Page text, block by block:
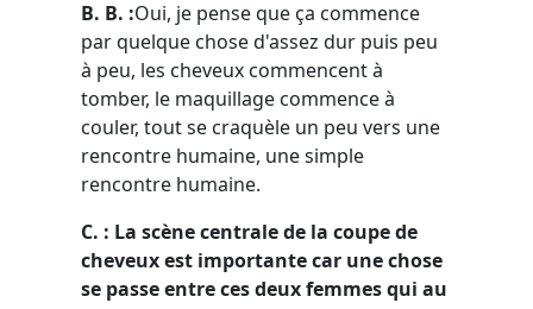
B. B. :Oui, je pense que ça commence
par quelque chose d'assez dur puis peu
à peu, les cheveux commencent à
tomber, le maquillage commence à
couler, tout se craquèle un peu vers une
rencontre humaine, une simple
rencontre humaine.
C. : La scène centrale de la coupe de
cheveux est importante car une chose
se passe entre ces deux femmes qui au